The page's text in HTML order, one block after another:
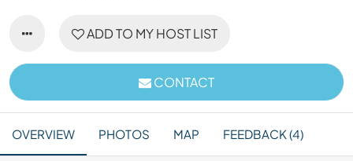
ADD TO MY HOST LIST
CONTACT
OVERVIEW PHOTOS MAP FEEDBACK (4)